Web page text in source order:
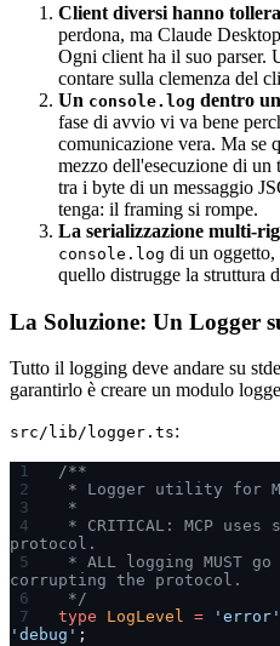
Client diversi hanno
perdona, ma Claude
Ogni client ha il suo parser.
contare sulla clemenza del
Un console.log dentro
fase di avvio vi va bene
comunicazione vera. Ma se
mezzo dell'esecuzione di
tra i byte di un messaggio
tenga: il framing si rompe.
La serializzazione multi-
console.log di un
quello distrugge la struttura
La Soluzione: Un Logger
Tutto il logging deve andare su
garantirlo è creare un modulo
src/lib/logger.ts:
/**
* Logger utility for
*
* CRITICAL: MCP uses
protocol.
* ALL logging MUST
corrupting the protocol.
*/
type LogLevel = 'error'
'debug' ;